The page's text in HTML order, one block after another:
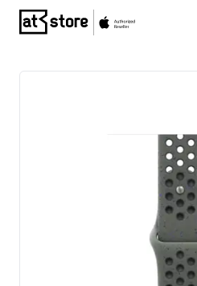
Posjetite početnu stranicu AT Store